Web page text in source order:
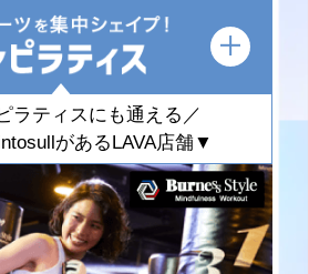
ラティスにも通える／
があるLAVA店舗▼